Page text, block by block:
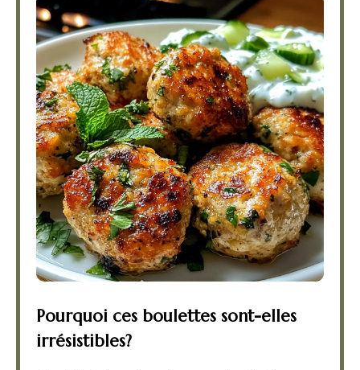
Pourquoi ces boulettes sont-elles
irrésistibles?